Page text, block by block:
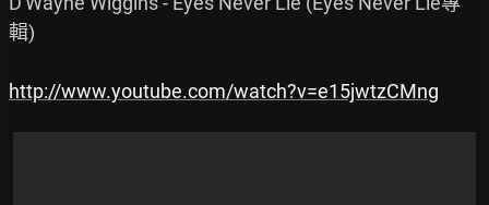
輯)
http://www.youtube.com/watch?v=e15jwtzCMng